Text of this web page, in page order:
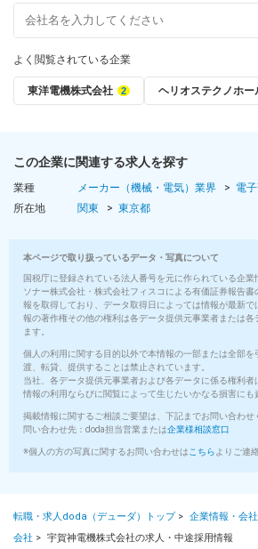
よく閲覧されている企業
東洋電機株式会社 ヘリオステクノホー
この企業に関連する求人を探す
業種 メーカー（機械・電気）業界
電
所在地
関東 東京都
本ページで取り扱っているデータ・写真について
国税庁に登録されている法人番号を元に作られている企
ソナー株式会社・株式会社フィスコによる有価証券報告
報を取得しており、データ取得日によっては情報が最新
報の著作権その他の権利は各データ提供元事業者または各
ます。
個人の利用に関する目的以外で本情報の一部または全部
渡、転貸、提供することは禁止されています。
当社、各データ提供元事業者および各データに係る権利
情報の利用ならびに閲覧によって生じたいかなる損害にも
掲載情報に関するご相談ご要望は、下記までお問い合わせ
問い合わせ先：doda担当営業または企業様相談窓口
※個人の方の写真に関するお問い合わせは こちら よりご連
転職・求人doda（デューダ）トップ> 企業情報・会
会社 > 宇賀神電機株式会社の求人・中途採用情報